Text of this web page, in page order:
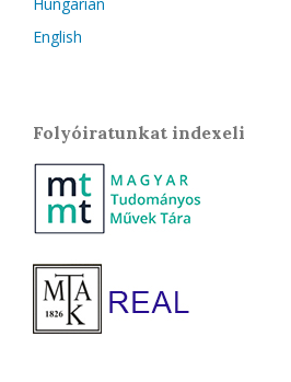
English
Folyóiratunkat indexeli